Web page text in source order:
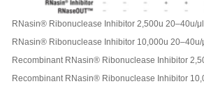
RNasin® Ribonuclease Inhibitor 2,500u 20–40u/
RNasin® Ribonuclease Inhibitor 10,000u 20–40u/
Recombinant RNasin® Ribonuclease Inhibitor
Recombinant RNasin® Ribonuclease Inhibitor